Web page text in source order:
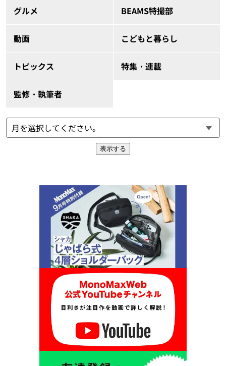
グルメ BEAMS特撮部
動画 こどもと暮らし
トピックス 特集・連載
監修・執筆者
表示する